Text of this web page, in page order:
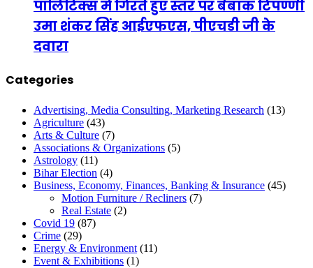
पॉलिटिक्स में गिरते हुए स्तर पर बेबाक टिपण्णी
उमा शंकर सिंह आईएफएस, पीएचडी जी के
दवारा
Categories
Advertising, Media Consulting, Marketing Research (13)
Agriculture (43)
Arts & Culture (7)
Associations & Organizations (5)
Astrology (11)
Bihar Election (4)
Business, Economy, Finances, Banking & Insurance (45)
Motion Furniture / Recliners (7)
Real Estate (2)
Covid 19 (87)
Crime (29)
Energy & Environment (11)
Event & Exhibitions (1)